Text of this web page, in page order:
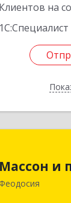
Клиентов на
1С:Специалист
Массон и